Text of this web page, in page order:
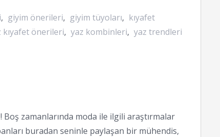
, giyim önerileri, giyim tüyoları, kıyafet
kıyafet önerileri, yaz kombinleri, yaz trendleri
zamanlarında moda ile ilgili araştırmalar
buradan seninle paylaşan bir mühendis,